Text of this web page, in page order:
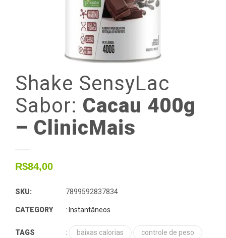
Shake SensyLac
Sabor: Cacau 400g
– ClinicMais
R$84,00
SKU: 7899592837834
CATEGORY : Instantâneos
TAGS : baixas calorias controle de peso